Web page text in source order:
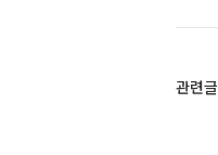
관련글